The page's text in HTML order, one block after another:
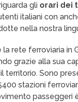
gli orari dei
italiani con
nella nostra
la rete ferroviaria in
grazie alla sua
territorio. Sono
stazioni
passeggeri